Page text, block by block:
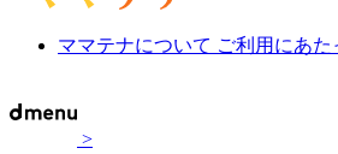
ママテナについて ご利用にあた
>